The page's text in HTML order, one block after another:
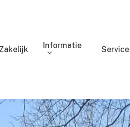
Zakelijk Informatie Service